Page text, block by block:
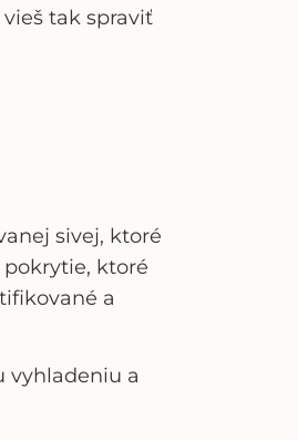
tak spraviť
sivej, ktoré
ktoré
a
vyhladeniu a